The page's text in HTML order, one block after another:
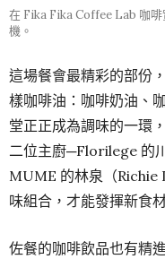
在 Fika Fika Coffee Lab 咖
機。
這場餐會最精彩的部份
樣咖啡油：咖啡奶油、
堂正正成為調味的一環
二位主廚─Florilege 的
MUME 的林泉（Richie
味組合，才能發揮新食
佐餐的咖啡飲品也有精